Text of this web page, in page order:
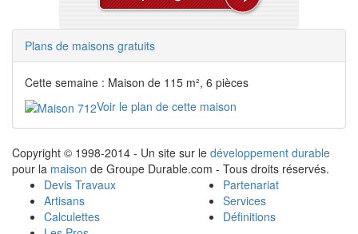
Plans de maisons gratuits
Cette semaine : Maison de 115 m², 6 pièces
Voir le plan de cette maison
Copyright © 1998-2014 - Un site sur le développement durable
pour la maison de Groupe Durable.com - Tous droits réservés.
Devis Travaux
Artisans
Calculettes
Partenariat
Services
Définitions